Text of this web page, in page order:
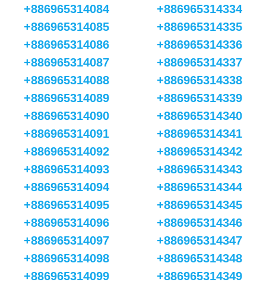
+886965314084
+886965314085
+886965314086
+886965314087
+886965314088
+886965314089
+886965314090
+886965314091
+886965314092
+886965314093
+886965314094
+886965314095
+886965314096
+886965314097
+886965314098
+886965314099
+886965314334
+886965314335
+886965314336
+886965314337
+886965314338
+886965314339
+886965314340
+886965314341
+886965314342
+886965314343
+886965314344
+886965314345
+886965314346
+886965314347
+886965314348
+886965314349